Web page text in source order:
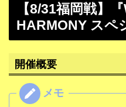
【8/31福岡戦】
HARMONY スペ
開催概要